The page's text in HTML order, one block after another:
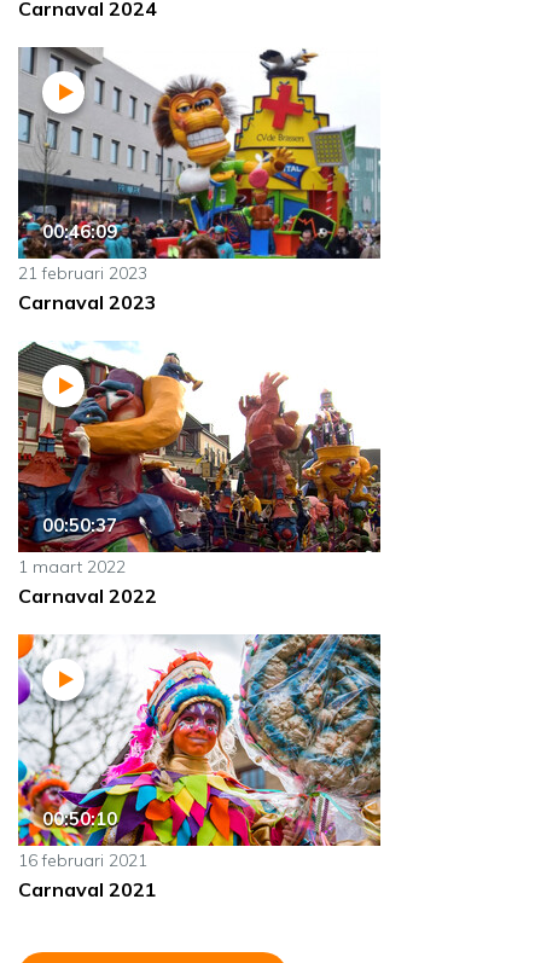
Carnaval 2024
00:46:09
21 februari 2023
Carnaval 2023
00:50:37
1 maart 2022
Carnaval 2022
00:50:10
16 februari 2021
Carnaval 2021